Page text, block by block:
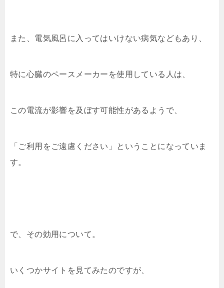
また、電気風呂に入ってはいけない病気などもあり、
特に心臓のペースメーカーを使用している人は、
この電流が影響を及ぼす可能性があるようで、
「ご利用をご遠慮ください」ということになっていま
す。
で、その効用について。
いくつかサイトを見てみたのですが、